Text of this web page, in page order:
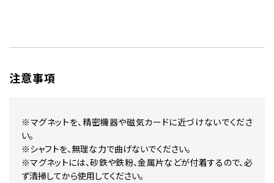
注意事項
※マグネットを、精密機器や磁気カードに近づけないでくださ
い。
※シャフトを、無理な力で曲げないでください。
※マグネットには、砂鉄や鉄粉、金属片などが付着するので、必
ず清掃してから使用してください。